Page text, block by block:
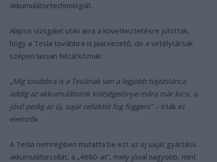
akkumulátortechnológiát.
Alapos vizsgálat után arra a következtetésre jutottak,
hogy a Tesla továbbra is piacvezető, de a vetélytársak
szépen lassan felzárkóznak:
„Míg továbbra is a Teslának van a legjobb hajtáslánca,
addig az akkumulátorok költségelőnye mára már kicsi, a
jövő pedig az új, saját celláktól fog függeni.” – írták az
elemzők.
A Tesla nemrégiben mutatta be ezt az új saját gyártású
akkumulátorcellát, a „4680-at”, mely jóval nagyobb, mint